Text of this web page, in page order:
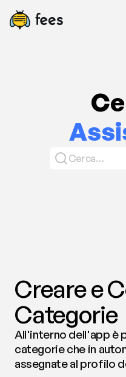
Cerca…
Creare e
Categorie
All'interno dell'app è
categorie che in
assegnate al profilo